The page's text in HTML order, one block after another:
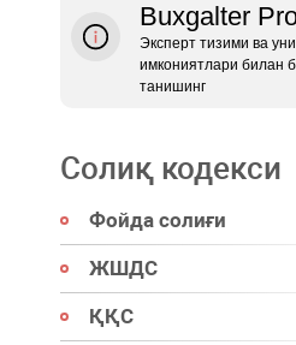
Buxgalter
Эксперт тизими ва
имкониятлари билан
танишинг
Солиқ кодекси
Фойда солиғи
ЖШДС
ҚҚС